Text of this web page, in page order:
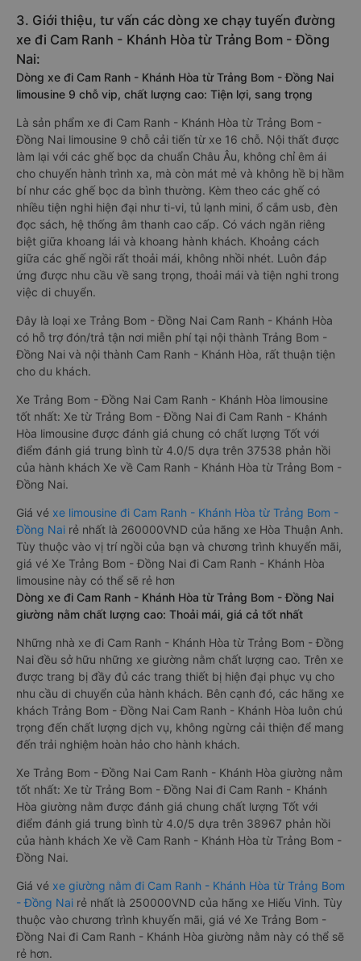
3. Giới thiệu, tư vấn các dòng xe chạy tuyến đường
xe đi Cam Ranh - Khánh Hòa từ Trảng Bom - Đồng
Nai:
Dòng xe đi Cam Ranh - Khánh Hòa từ Trảng Bom - Đồng Nai
limousine 9 chỗ vip, chất lượng cao: Tiện lợi, sang trọng
Là sản phẩm xe đi Cam Ranh - Khánh Hòa từ Trảng Bom -
Đồng Nai limousine 9 chỗ cải tiến từ xe 16 chỗ. Nội thất được
làm lại với các ghế bọc da chuẩn Châu Âu, không chỉ êm ái
cho chuyến hành trình xa, mà còn mát mẻ và không hề bị hầm
bí như các ghế bọc da bình thường. Kèm theo các ghế có
nhiều tiện nghi hiện đại như ti-vi, tủ lạnh mini, ổ cắm usb, đèn
đọc sách, hệ thống âm thanh cao cấp. Có vách ngăn riêng
biệt giữa khoang lái và khoang hành khách. Khoảng cách
giữa các ghế ngồi rất thoải mái, không nhồi nhét. Luôn đáp
ứng được nhu cầu về sang trọng, thoải mái và tiện nghi trong
việc di chuyển.
Đây là loại xe Trảng Bom - Đồng Nai Cam Ranh - Khánh Hòa
có hỗ trợ đón/trả tận nơi miễn phí tại nội thành Trảng Bom -
Đồng Nai và nội thành Cam Ranh - Khánh Hòa, rất thuận tiện
cho du khách.
Xe Trảng Bom - Đồng Nai Cam Ranh - Khánh Hòa limousine
tốt nhất: Xe từ Trảng Bom - Đồng Nai đi Cam Ranh - Khánh
Hòa limousine được đánh giá chung có chất lượng Tốt với
điểm đánh giá trung bình từ 4.0/5 dựa trên 37538 phản hồi
của hành khách Xe về Cam Ranh - Khánh Hòa từ Trảng Bom -
Đồng Nai.
Giá vé xe limousine đi Cam Ranh - Khánh Hòa từ Trảng Bom -
Đồng Nai rẻ nhất là 260000VND của hãng xe Hòa Thuận Anh.
Tùy thuộc vào vị trí ngồi của bạn và chương trình khuyến mãi,
giá vé Xe Trảng Bom - Đồng Nai đi Cam Ranh - Khánh Hòa
limousine này có thể sẽ rẻ hơn
Dòng xe đi Cam Ranh - Khánh Hòa từ Trảng Bom - Đồng Nai
giường nằm chất lượng cao: Thoải mái, giá cả tốt nhất
Những nhà xe đi Cam Ranh - Khánh Hòa từ Trảng Bom - Đồng
Nai đều sở hữu những xe giường nằm chất lượng cao. Trên xe
được trang bị đầy đủ các trang thiết bị hiện đại phục vụ cho
nhu cầu di chuyển của hành khách. Bên cạnh đó, các hãng xe
khách Trảng Bom - Đồng Nai Cam Ranh - Khánh Hòa luôn chú
trọng đến chất lượng dịch vụ, không ngừng cải thiện để mang
đến trải nghiệm hoàn hảo cho hành khách.
Xe Trảng Bom - Đồng Nai Cam Ranh - Khánh Hòa giường nằm
tốt nhất: Xe từ Trảng Bom - Đồng Nai đi Cam Ranh - Khánh
Hòa giường nằm được đánh giá chung chất lượng Tốt với
điểm đánh giá trung bình từ 4.0/5 dựa trên 38967 phản hồi
của hành khách Xe về Cam Ranh - Khánh Hòa từ Trảng Bom -
Đồng Nai.
Giá vé xe giường nằm đi Cam Ranh - Khánh Hòa từ Trảng Bom
- Đồng Nai rẻ nhất là 250000VND của hãng xe Hiếu Vinh. Tùy
thuộc vào chương trình khuyến mãi, giá vé Xe Trảng Bom -
Đồng Nai đi Cam Ranh - Khánh Hòa giường nằm này có thể sẽ
rẻ hơn.